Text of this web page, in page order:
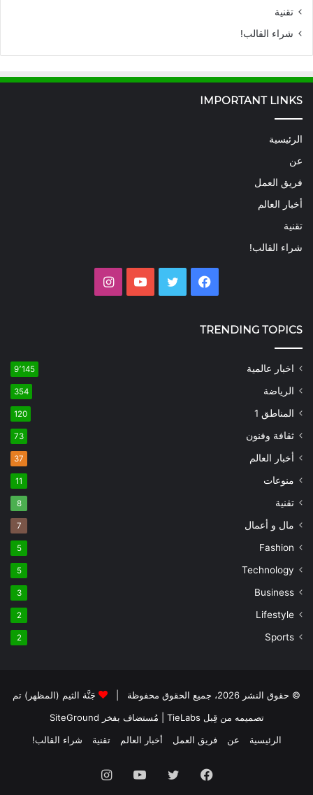
تقنية
شراء القالب!
IMPORTANT LINKS
الرئيسية
عن
فريق العمل
أخبار العالم
تقنية
شراء القالب!
فيسبوك تويتر يوتيوب
TRENDING TOPICS
اخبار عالمية 9٬145
الرياضة 354
المناطق 1 120
ثقافة وفنون 73
أخبار العالم 37
منوعات 11
تقنية 8
مال و أعمال 7
Fashion
5
Technology
5
Business
3
Lifestyle
2
Sports
2
© حقوق النشر 2026، جميع الحقوق محفوظة |
جَنَّة الثيم (المظهر) تم
تصميمه من قِبل TieLabs
| مُستضاف بفخر SiteGround
الرئيسية
عن فريق العمل أخبار العالم تقنية شراء القالب!
فيسبوك تويتر يوتيوب